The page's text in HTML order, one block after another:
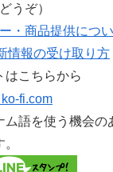
うぞ）
・商品提供につ
情報の受け取り方
はこちらから
語を使う機会の